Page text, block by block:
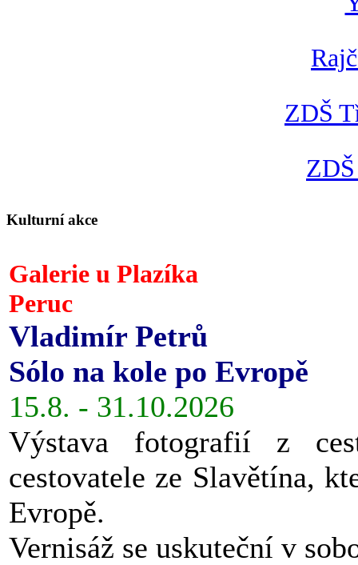
ZDŠ
Kulturní akce
Galerie u Plazíka
Peruc
Vladimír Petrů
Sólo na kole po Evropě
15.8. - 31.10.2026
Výstava fotografií z
cestovatele ze Slavětína,
Evropě.
Vernisáž se uskuteční v